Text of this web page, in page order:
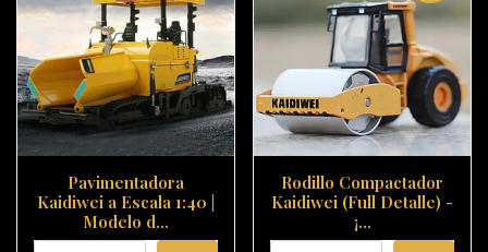
Pavimentadora
Kaidiwei a Escala 1:40 |
Modelo d...
Rodillo Compactador
Kaidiwei (Full Detalle) -
¡...